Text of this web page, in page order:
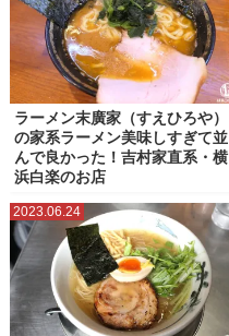
ラーメン末廣家（すえひろや）
の家系ラーメン美味しすぎて並
んで良かった！吉村家直系・横
浜白楽のお店
2023.06.24